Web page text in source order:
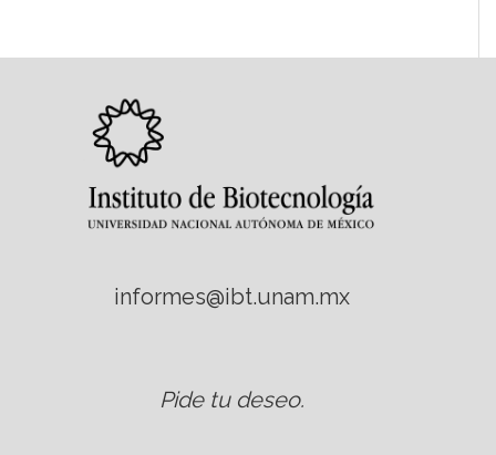
informes@ibt.unam.mx
Pide tu deseo.